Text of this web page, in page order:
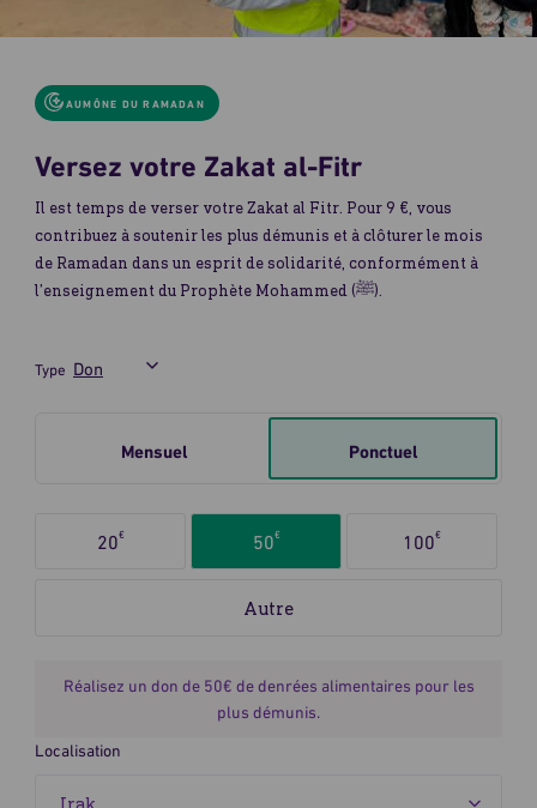
AUMÔNE DU RAMADAN
Versez votre Zakat al-Fitr
Il est temps de verser votre Zakat al Fitr. Pour 9 €, vous
contribuez à soutenir les plus démunis et à clôturer le mois
de Ramadan dans un esprit de solidarité, conformément à
l’enseignement du Prophète Mohammed (ﷺ).
Type
Mensuel Ponctuel
20€ 50€ 100€
Réalisez un don de 50€ de denrées alimentaires pour les
plus démunis.
Localisation